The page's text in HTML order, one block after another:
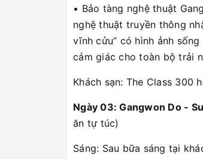
• Bảo tàng nghệ thuật
nghệ thuật truyền thông
vĩnh cửu” có hình ảnh
cảm giác cho toàn bộ trải
Khách sạn: The Class 300
Ngày 03: Gangwon Do -
ăn tự túc)
Sáng: Sau bữa sáng tại